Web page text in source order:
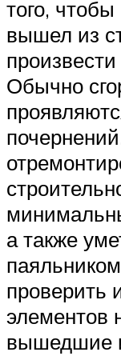
того,
вышел из
Обычно
а также
проверить
элементов
вышедшие